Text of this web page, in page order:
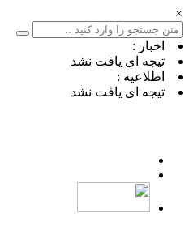
×
اخبار :
تیجه ای یافت نشد
اطلاعیه :
تیجه ای یافت نشد